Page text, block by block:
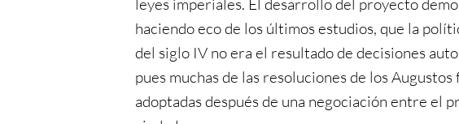
leyes imperiales. El desarrollo del proyecto
haciendo eco de los últimos estudios, que la
del siglo IV no era el resultado de decisiones
pues muchas de las resoluciones de los Augustos
adoptadas después de una negociación entre el